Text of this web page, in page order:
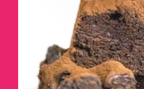
PYRAMIDE